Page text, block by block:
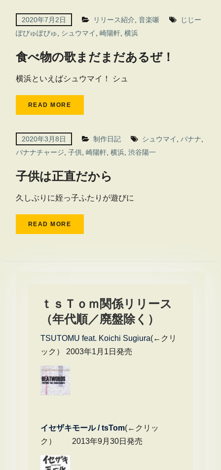
2020年7月2日 リリース紹介 音楽噺
じじー
ぽぴゅぽぴゅ
シュウマイ 崎陽軒, 横浜
食べ物の歌まだまだあるぜ！
横浜といえばシュウマイ！ シュ
READ MORE
2020年3月8日 制作日記 シュウマイ バナナ
バナナチャージ 子供, 崎陽軒, 横浜, 渋谷陽一
子供は正直だから
久しぶりに姪っ子ふたりが遊びに
READ MORE
ｔｓＴｏｍ関係リリース
（年代順／廃盤除く）
TSUTOMU feat. Koichi Sugiura(←クリ
ック） 2003年1月1日発売
イセザキモール / tsTom(←クリッ
ク） 2013年9月30日発売